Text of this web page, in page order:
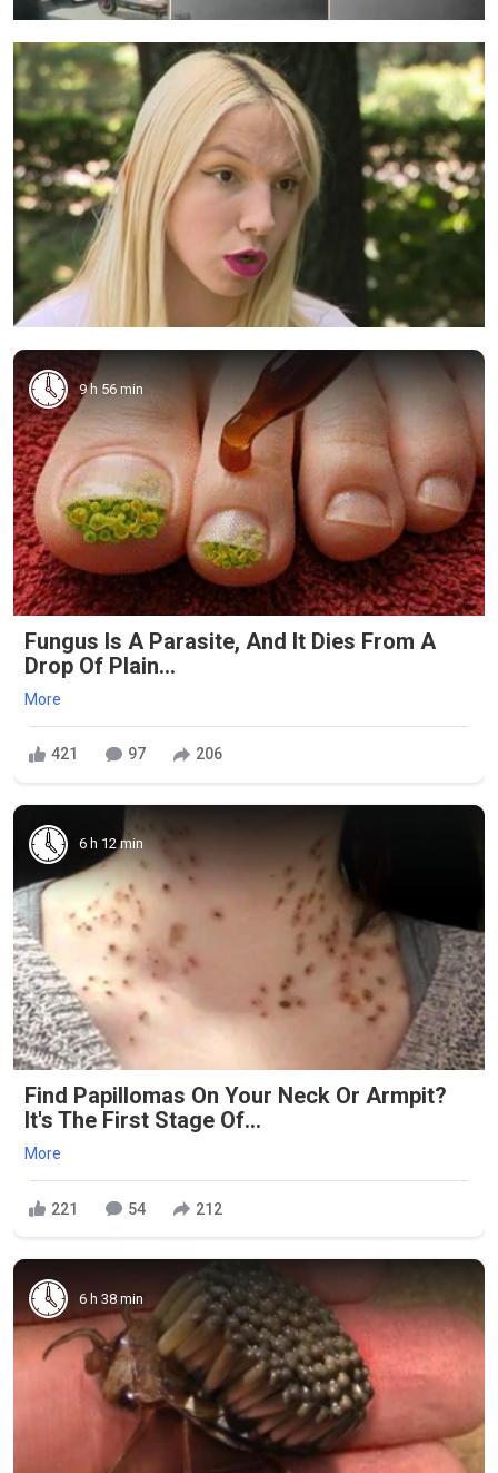
9 h 56 min
Fungus Is A Parasite, And It Dies From A
Drop Of Plain...
More
421 97 206
6 h 12 min
Find Papillomas On Your Neck Or Armpit?
It's The First Stage Of...
More
221 54 212
6 h 38 min